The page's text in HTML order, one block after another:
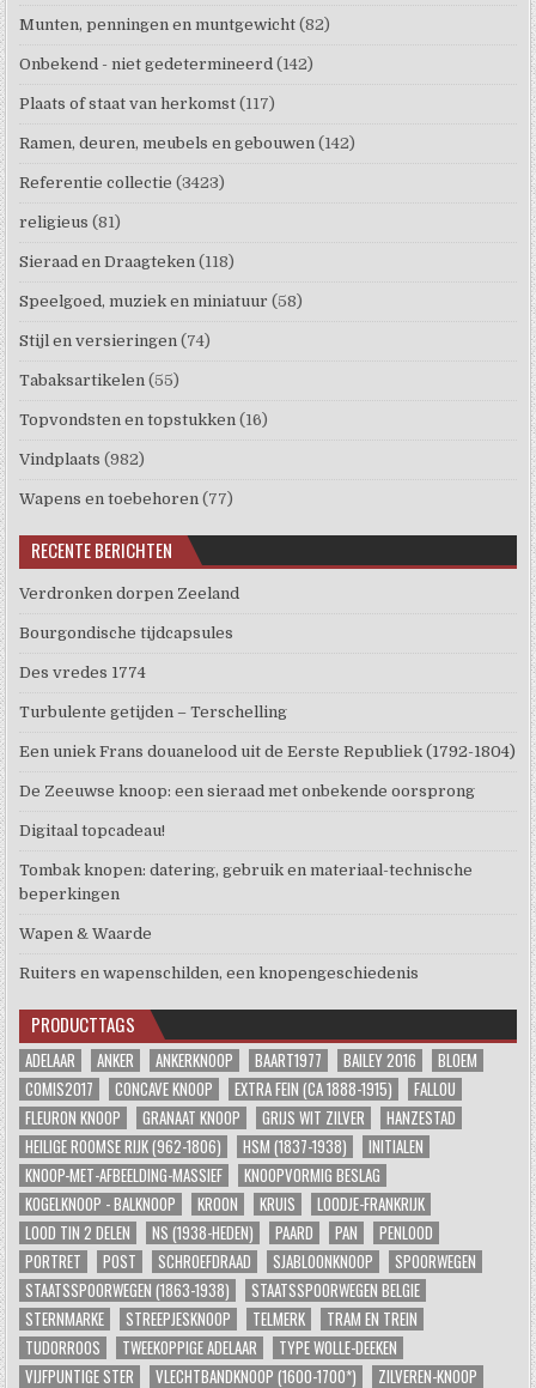
Munten, penningen en muntgewicht (82)
Onbekend - niet gedetermineerd (142)
Plaats of staat van herkomst (117)
Ramen, deuren, meubels en gebouwen (142)
Referentie collectie (3423)
religieus (81)
Sieraad en Draagteken (118)
Speelgoed, muziek en miniatuur (58)
Stijl en versieringen (74)
Tabaksartikelen (55)
Topvondsten en topstukken (16)
Vindplaats (982)
Wapens en toebehoren (77)
RECENTE BERICHTEN
Verdronken dorpen Zeeland
Bourgondische tijdcapsules
Des vredes 1774
Turbulente getijden – Terschelling
Een uniek Frans douanelood uit de Eerste Republiek (1792-1804)
De Zeeuwse knoop: een sieraad met onbekende oorsprong
Digitaal topcadeau!
Tombak knopen: datering, gebruik en materiaal-technische
beperkingen
Wapen & Waarde
Ruiters en wapenschilden, een knopengeschiedenis
PRODUCTTAGS
ADELAAR ANKER ANKERKNOOP BAART1977 BAILEY 2016
BLOEM
COMIS2017
CONCAVE KNOOP EXTRA FEIN (CA 1888-1915)
FALLOU
FLEURON KNOOP
GRANAAT KNOOP GRIJS WIT ZILVER
HANZESTAD
HEILIGE ROOMSE RIJK (962-1806)
HSM (1837-1938)
INITIALEN
KNOOP-MET-AFBEELDING-MASSIEF
KNOOPVORMIG BESLAG
KOGELKNOOP - BALKNOOP
KROON KRUIS
LOODJE-FRANKRIJK
LOOD TIN 2 DELEN
NS (1938-HEDEN) PAARD PAN
PENLOOD
PORTRET
POST SCHROEFDRAAD SJABLOONKNOOP
SPOORWEGEN
STAATSSPOORWEGEN (1863-1938)
STAATSSPOORWEGEN BELGIE
STERNMARKE
STREEPJESKNOOP TELMERK
TRAM EN TREIN
TUDORROOS
TWEEKOPPIGE ADELAAR
TYPE WOLLE-DEEKEN
VIJFPUNTIGE STER
VLECHTBANDKNOOP (1600-1700*) ZILVEREN-KNOOP